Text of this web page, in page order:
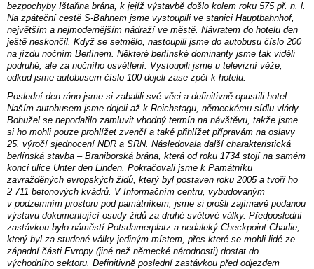
bezpochyby Ištařina brána, k jejíž výstavbě došlo kolem roku 575 př. n. l.
Na zpáteční cestě S-Bahnem jsme vystoupili ve stanici Hauptbahnhof,
největším a nejmodernějším nádraží ve městě. Návratem do hotelu den
ještě neskončil. Když se setmělo, nastoupili jsme do autobusu číslo 200
na jízdu nočním Berlínem. Některé berlínské dominanty jsme tak viděli
podruhé, ale za nočního osvětlení. Vystoupili jsme u televizní věže,
odkud jsme autobusem číslo 100 dojeli zase zpět k hotelu.
Poslední den ráno jsme si zabalili své věci a definitivně opustili hotel.
Naším autobusem jsme dojeli až k Reichstagu, německému sídlu vlády.
Bohužel se nepodařilo zamluvit vhodný termín na návštěvu, takže jsme
si ho mohli pouze prohlížet zvenčí a také přihlížet přípravám na oslavy
25. výročí sjednocení NDR a SRN. Následovala další charakteristická
berlínská stavba – Braniborská brána, která od roku 1734 stojí na samém
konci ulice Unter den Linden. Pokračovali jsme k Památníku
zavražděných evropských židů, který byl postaven roku 2005 a tvoří ho
2 711 betonových kvádrů. V Informačním centru, vybudovaným
v podzemním prostoru pod památníkem, jsme si prošli zajímavě podanou
výstavu dokumentující osudy židů za druhé světové války. Předposlední
zastávkou bylo náměstí Potsdamerplatz a nedaleký Checkpoint Charlie,
který byl za studené války jediným místem, přes které se mohli lidé ze
západní části Evropy (jiné než německé národnosti) dostat do
východního sektoru. Definitivně poslední zastávkou před odjezdem